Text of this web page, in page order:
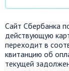
Сайт Сбербанка
действующую
переходит в
квитанцию об
текущей